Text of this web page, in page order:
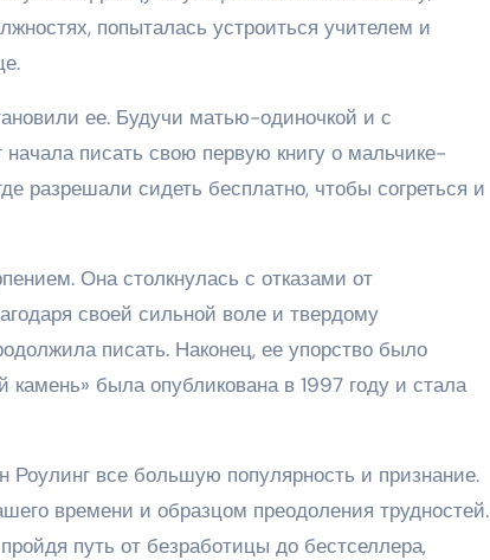
попыталась устроиться учителем и
ее. Будучи матью-одиночкой и с
писать свою первую книгу о мальчике-
разрешали сидеть бесплатно, чтобы согреться и
Она столкнулась с отказами от
своей сильной воле и твердому
писать. Наконец, ее упорство было
была опубликована в 1997 году и стала
все большую популярность и признание.
времени и образцом преодоления трудностей.
путь от безработицы до бестселлера,